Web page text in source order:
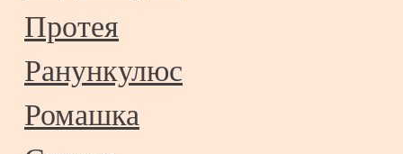
Протея
Ранункулюс
Ромашка